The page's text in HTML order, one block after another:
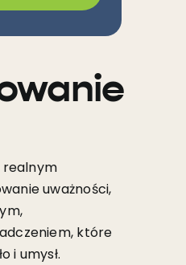
realnym
uważności,
które
i umysł.